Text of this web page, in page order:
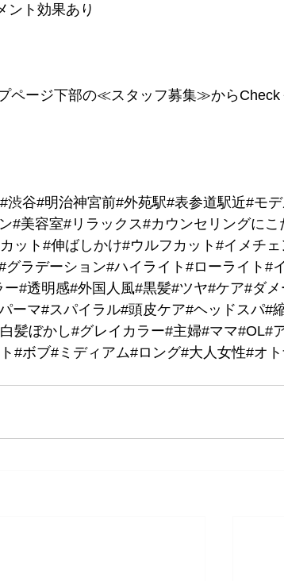
ント効果あり
ページ下部の≪スタッフ募集≫から
渋谷#明治神宮前#外苑駅#表参道駅近#モ
#美容室#リラックス#カウンセリングに
ット#伸ばしかけ#ウルフカット#イメチ
ラデーション#ハイライト#ローライト#
#透明感#外国人風#黒髪#ツヤ#ケア#ダ
ーマ#スパイラル#頭皮ケア#ヘッドスパ#
髪ぼかし#グレイカラー#主婦#ママ#OL#
#ボブ#ミディアム#ロング#大人女性#オ